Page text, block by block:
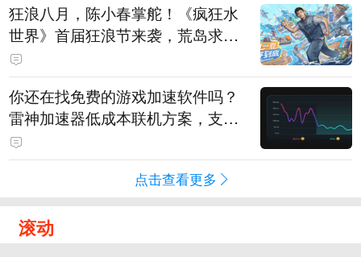
狂浪八月，陈小春掌舵！《疯狂水
世界》首届狂浪节来袭，荒岛求生
直播即将开启
你还在找免费的游戏加速软件吗？
雷神加速器低成本联机方案，支持
免费试用
点击查看更多
滚动